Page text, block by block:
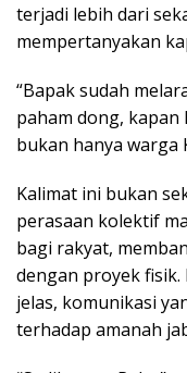
terjadi lebih dari
mempertanyakan
“Bapak sudah
paham dong, kapan
bukan hanya warga
Kalimat ini bukan
perasaan kolektif
bagi rakyat,
dengan proyek
jelas, komunikasi
terhadap amanah